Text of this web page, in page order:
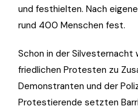
und festhielten. Nach
rund 400 Menschen fest.
Schon in der Silvesternacht
friedlichen Protesten zu
Demonstranten und der
Protestierende setzten